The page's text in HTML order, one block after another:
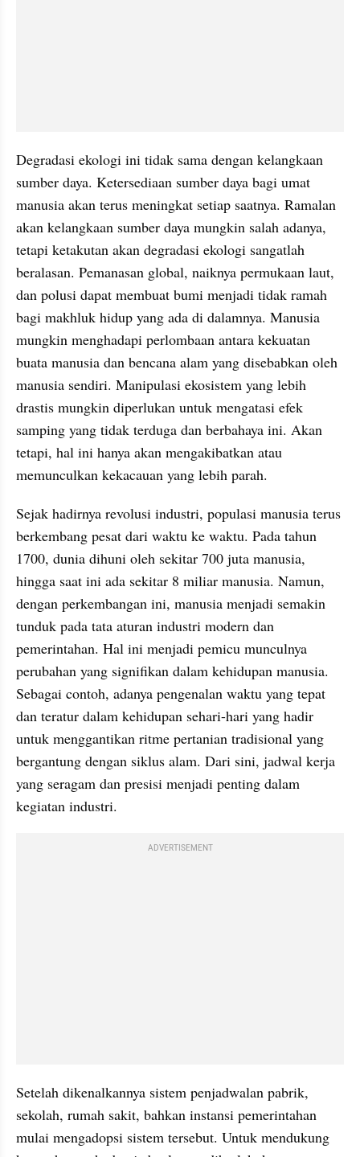
Degradasi ekologi ini tidak sama dengan kelangkaan
sumber daya. Ketersediaan sumber daya bagi umat
manusia akan terus meningkat setiap saatnya. Ramalan
akan kelangkaan sumber daya mungkin salah adanya,
tetapi ketakutan akan degradasi ekologi sangatlah
beralasan. Pemanasan global, naiknya permukaan laut,
dan polusi dapat membuat bumi menjadi tidak ramah
bagi makhluk hidup yang ada di dalamnya. Manusia
mungkin menghadapi perlombaan antara kekuatan
buata manusia dan bencana alam yang disebabkan oleh
manusia sendiri. Manipulasi ekosistem yang lebih
drastis mungkin diperlukan untuk mengatasi efek
samping yang tidak terduga dan berbahaya ini. Akan
tetapi, hal ini hanya akan mengakibatkan atau
memunculkan kekacauan yang lebih parah.
Sejak hadirnya revolusi industri, populasi manusia terus
berkembang pesat dari waktu ke waktu. Pada tahun
1700, dunia dihuni oleh sekitar 700 juta manusia,
hingga saat ini ada sekitar 8 miliar manusia. Namun,
dengan perkembangan ini, manusia menjadi semakin
tunduk pada tata aturan industri modern dan
pemerintahan. Hal ini menjadi pemicu munculnya
perubahan yang signifikan dalam kehidupan manusia.
Sebagai contoh, adanya pengenalan waktu yang tepat
dan teratur dalam kehidupan sehari-hari yang hadir
untuk menggantikan ritme pertanian tradisional yang
bergantung dengan siklus alam. Dari sini, jadwal kerja
yang seragam dan presisi menjadi penting dalam
kegiatan industri.
ADVERTISEMENT
Setelah dikenalkannya sistem penjadwalan pabrik,
sekolah, rumah sakit, bahkan instansi pemerintahan
mulai mengadopsi sistem tersebut. Untuk mendukung